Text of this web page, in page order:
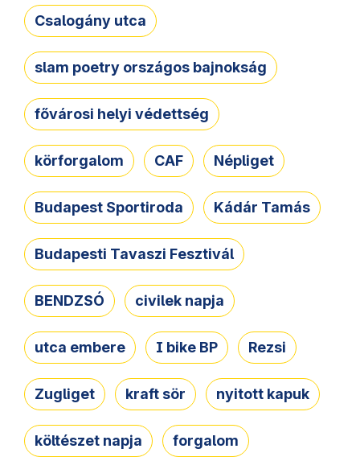
Csalogány utca
slam poetry országos bajnokság
fővárosi helyi védettség
körforgalom CAF Népliget
Budapest Sportiroda Kádár Tamás
Budapesti Tavaszi Fesztivál
BENDZSÓ civilek napja
utca embere I bike BP Rezsi
Zugliget kraft sör nyitott kapuk
költészet napja forgalom